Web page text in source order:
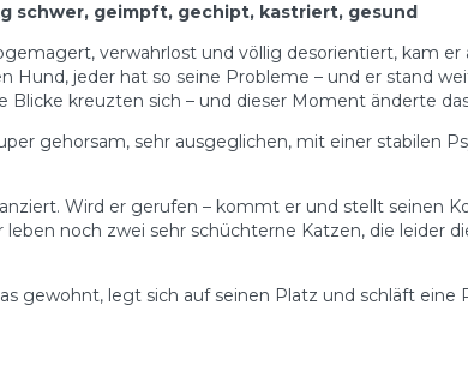
schwer, geimpft, gechipt, kastriert, gesund
verwahrlost und völlig desorientiert, kam er
jeder hat so seine Probleme – und er stand
kreuzten sich – und dieser Moment änderte
gehorsam, sehr ausgeglichen, mit einer stabilen
Wird er gerufen – kommt er und stellt seinen
noch zwei sehr schüchterne Katzen, die leider
gewohnt, legt sich auf seinen Platz und schläft eine